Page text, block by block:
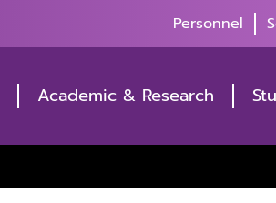
Personnel
Academic & Research